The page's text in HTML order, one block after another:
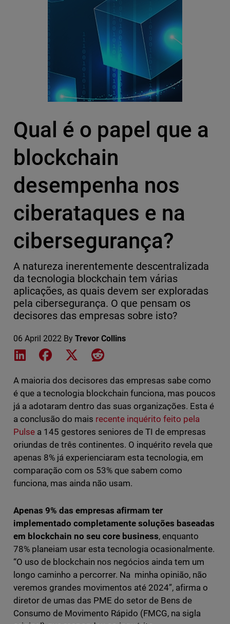
Qual é o papel que a
blockchain
desempenha nos
ciberataques e na
cibersegurança?
A natureza inerentemente descentralizada
da tecnologia blockchain tem várias
aplicações, as quais devem ser exploradas
pela cibersegurança. O que pensam os
decisores das empresas sobre isto?
06 April 2022 By Trevor Collins
Share on LinkedIn
Share on Facebook
Share on XShare on Reddit
A maioria dos decisores das empresas sabe como
é que a tecnologia blockchain funciona, mas poucos
já a adotaram dentro das suas organizações. Esta é
a conclusão do mais recente inquérito feito pela
Pulsea 145 gestores seniores de TI de empresas
oriundas de três continentes. O inquérito revela que
apenas 8% já experienciaram esta tecnologia, em
comparação com os 53% que sabem como
funciona, mas ainda não usam.
Apenas 9% das empresas afirmam ter
implementado completamente soluções baseadas
em blockchain no seu core business, enquanto
78% planeiam usar esta tecnologia ocasionalmente.
“O uso de blockchain nos negócios ainda tem um
longo caminho a percorrer. Na minha opinião, não
veremos grandes movimentos até 2024”, afirma o
diretor de umas das PME do setor de Bens de
Consumo de Movimento Rápido (FMCG, na sigla